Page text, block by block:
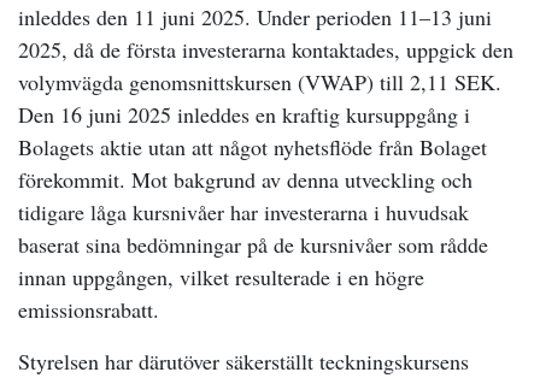
inleddes den 11 juni 2025. Under perioden 11–13 juni
2025, då de första investerarna kontaktades, uppgick den
volymvägda genomsnittskursen (VWAP) till 2,11 SEK.
Den 16 juni 2025 inleddes en kraftig kursuppgång i
Bolagets aktie utan att något nyhetsflöde från Bolaget
förekommit. Mot bakgrund av denna utveckling och
tidigare låga kursnivåer har investerarna i huvudsak
baserat sina bedömningar på de kursnivåer som rådde
innan uppgången, vilket resulterade i en högre
emissionsrabatt.
Styrelsen har därutöver säkerställt teckningskursens